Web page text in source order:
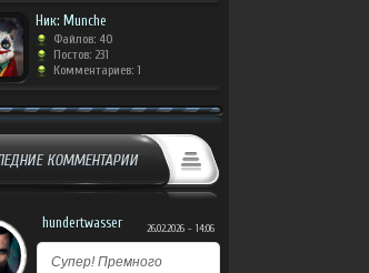
Ник: Munche
Файлов: 40
Постов: 231
Комментариев: 1
КОММЕНТАРИИ
hundertwasser 26.02.2026 - 14:06
Супер! Премного